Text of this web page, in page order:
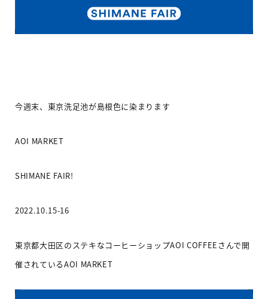
今週末、東京洗足池が島根色に染まります
AOI MARKET
SHIMANE FAIR!
2022.10.15-16
東京都大田区のステキなコーヒーショップAOI COFFEE さんで開
催されているAOI MARKET